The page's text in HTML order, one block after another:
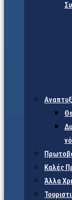
Καλές
Άλλα